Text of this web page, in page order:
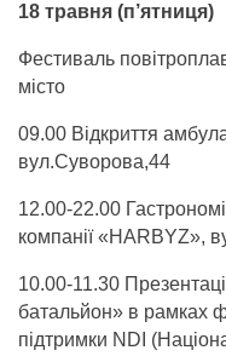
18 травня (п’ятниця)
Фестиваль
місто
09.00 Відкриття
вул.Суворова,44
12.00-22.00
компанії «HARBYZ»,
10.00-11.30
батальйон» в рамках
підтримки NDI